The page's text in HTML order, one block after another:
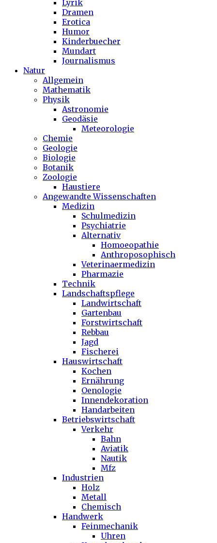
Lyrik
Dramen
Erotica
Humor
Kinderbuecher
Mundart
Journalismus
Natur
Allgemein
Mathematik
Physik
Astronomie
Geodäsie
Meteorologie
Chemie
Geologie
Biologie
Botanik
Zoologie
Haustiere
Angewandte Wissenschaften
Medizin
Schulmedizin
Psychiatrie
Alternativ
Homoeopathie
Anthroposophisch
Veterinaermedizin
Pharmazie
Technik
Landschaftspflege
Landwirtschaft
Gartenbau
Forstwirtschaft
Rebbau
Jagd
Fischerei
Hauswirtschaft
Kochen
Ernährung
Oenologie
Innendekoration
Handarbeiten
Betriebswirtschaft
Verkehr
Bahn
Aviatik
Nautik
Mfz
Industrien
Holz
Metall
Chemisch
Handwerk
Feinmechanik
Uhren